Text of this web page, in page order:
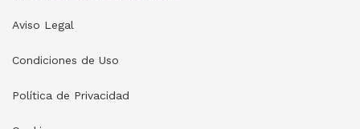
Aviso Legal
Condiciones de Uso
Política de Privacidad